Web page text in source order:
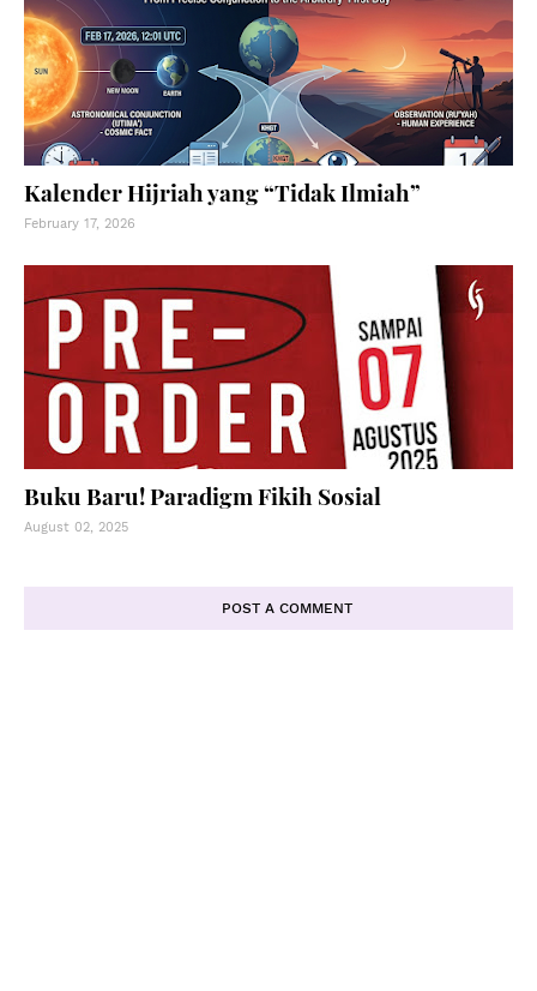
Kalender Hijriah yang “Tidak Ilmiah”
February 17, 2026
Buku Baru! Paradigm Fikih Sosial
August 02, 2025
POST A COMMENT